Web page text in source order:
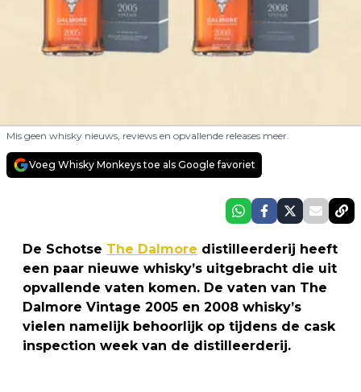
Mis geen whisky nieuws, reviews en opvallende releases meer.
Voeg Whisky Monkeys toe als Google favoriet
De Schotse The Dalmore distilleerderij heeft
een paar nieuwe whisky’s uitgebracht die uit
opvallende vaten komen. De vaten van The
Dalmore Vintage 2005 en 2008 whisky’s
vielen namelijk behoorlijk op tijdens de cask
inspection week van de distilleerderij.